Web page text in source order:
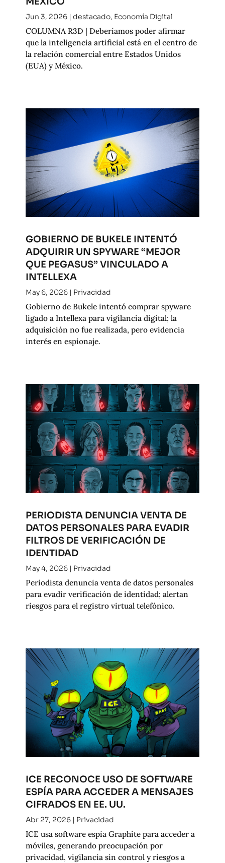
Jun 3, 2026| destacado, Economía Digital
COLUMNA R3D | Deberíamos poder afirmar
que la inteligencia artificial está en el centro de
la relación comercial entre Estados Unidos
(EUA) y México.
GOBIERNO DE BUKELE INTENTÓ
ADQUIRIR UN SPYWARE “MEJOR
QUE PEGASUS” VINCULADO A
INTELLEXA
May 6, 2026| Privacidad
Gobierno de Bukele intentó comprar spyware
ligado a Intellexa para vigilancia digital; la
adquisición no fue realizada, pero evidencia
interés en espionaje.
PERIODISTA DENUNCIA VENTA DE
DATOS PERSONALES PARA EVADIR
FILTROS DE VERIFICACIÓN DE
IDENTIDAD
May 4, 2026| Privacidad
Periodista denuncia venta de datos personales
para evadir verificación de identidad; alertan
riesgos para el registro virtual telefónico.
ICE RECONOCE USO DE SOFTWARE
ESPÍA PARA ACCEDER A MENSAJES
CIFRADOS EN EE. UU.
Abr 27, 2026| Privacidad
ICE usa software espía Graphite para acceder a
móviles, generando preocupación por
privacidad, vigilancia sin control y riesgos a